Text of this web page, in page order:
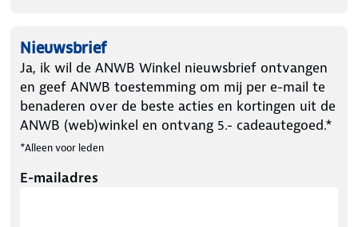
Nieuwsbrief
Ja, ik wil de ANWB Winkel nieuwsbrief ontvangen
en geef ANWB toestemming om mij per e-mail te
benaderen over de beste acties en kortingen uit de
ANWB (web)winkel en ontvang 5.- cadeautegoed.*
*Alleen voor leden
E-mailadres